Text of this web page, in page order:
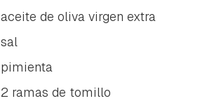
aceite de oliva virgen extra
sal
pimienta
2 ramas de tomillo